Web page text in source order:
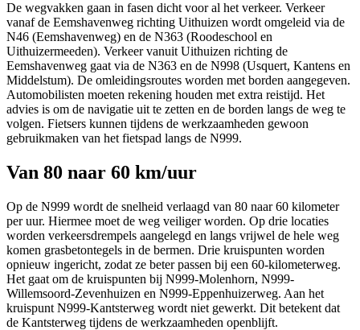
De wegvakken gaan in fasen dicht voor al het verkeer. Verkeer
vanaf de Eemshavenweg richting Uithuizen wordt omgeleid via de
N46 (Eemshavenweg) en de N363 (Roodeschool en
Uithuizermeeden). Verkeer vanuit Uithuizen richting de
Eemshavenweg gaat via de N363 en de N998 (Usquert, Kantens en
Middelstum). De omleidingsroutes worden met borden aangegeven.
Automobilisten moeten rekening houden met extra reistijd. Het
advies is om de navigatie uit te zetten en de borden langs de weg te
volgen. Fietsers kunnen tijdens de werkzaamheden gewoon
gebruikmaken van het fietspad langs de N999.
Van 80 naar 60 km/uur
Op de N999 wordt de snelheid verlaagd van 80 naar 60 kilometer
per uur. Hiermee moet de weg veiliger worden. Op drie locaties
worden verkeersdrempels aangelegd en langs vrijwel de hele weg
komen grasbetontegels in de bermen. Drie kruispunten worden
opnieuw ingericht, zodat ze beter passen bij een 60-kilometerweg.
Het gaat om de kruispunten bij N999-Molenhorn, N999-
Willemsoord-Zevenhuizen en N999-Eppenhuizerweg. Aan het
kruispunt N999-Kantsterweg wordt niet gewerkt. Dit betekent dat
de Kantsterweg tijdens de werkzaamheden openblijft.